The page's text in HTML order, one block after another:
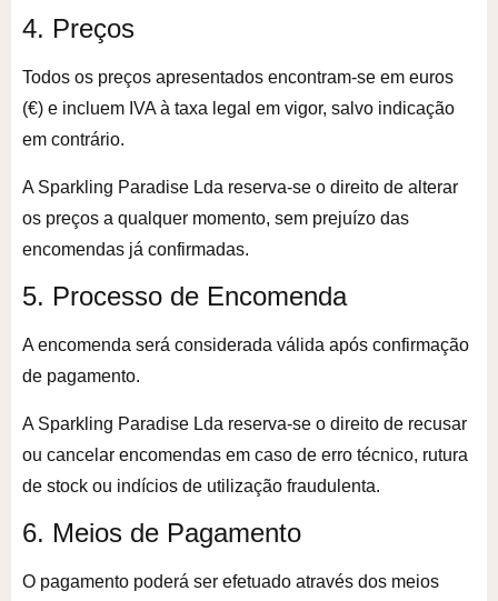
4. Preços
Todos os preços apresentados encontram-se em euros
(€) e incluem IVA à taxa legal em vigor, salvo indicação
em contrário.
A Sparkling Paradise Lda reserva-se o direito de alterar
os preços a qualquer momento, sem prejuízo das
encomendas já confirmadas.
5. Processo de Encomenda
A encomenda será considerada válida após confirmação
de pagamento.
A Sparkling Paradise Lda reserva-se o direito de recusar
ou cancelar encomendas em caso de erro técnico, rutura
de stock ou indícios de utilização fraudulenta.
6. Meios de Pagamento
O pagamento poderá ser efetuado através dos meios